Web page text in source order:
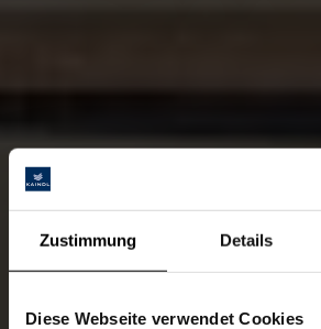
Zustimmung Details
Diese Webseite verwendet Cookies